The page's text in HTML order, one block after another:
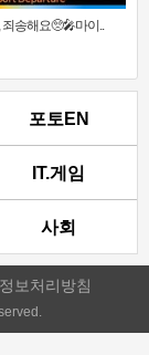
송해요🥺🎤마이..
포토EN
IT.게임
사회
보처리방침